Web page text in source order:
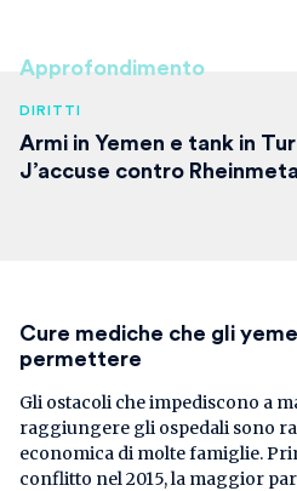
Approfondimento
DIRITTI
Armi in Yemen e tank in
J’accuse contro
Cure mediche che gli
permettere
Gli ostacoli che impediscono a
raggiungere gli ospedali sono
economica di molte famiglie.
conflitto nel 2015, la maggior